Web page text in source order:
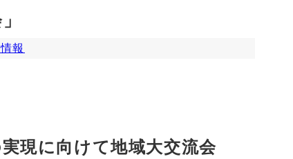
報
現に向けて地域大交流会